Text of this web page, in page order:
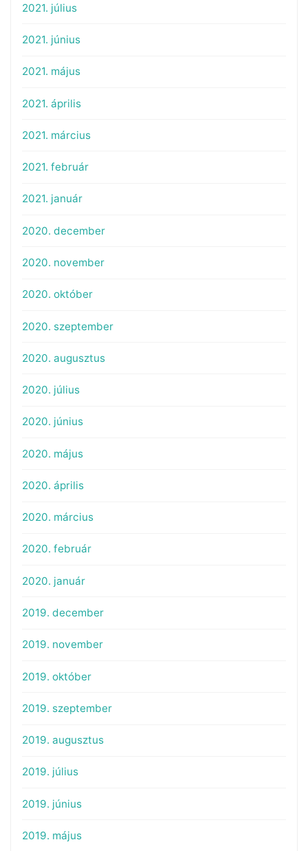
2021. július
2021. június
2021. május
2021. április
2021. március
2021. február
2021. január
2020. december
2020. november
2020. október
2020. szeptember
2020. augusztus
2020. július
2020. június
2020. május
2020. április
2020. március
2020. február
2020. január
2019. december
2019. november
2019. október
2019. szeptember
2019. augusztus
2019. július
2019. június
2019. május